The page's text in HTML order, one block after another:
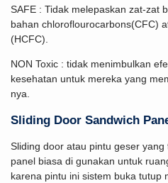
SAFE : Tidak melepaskan zat-zat
bahan chloroflourocarbons(CFC)
(HCFC).
NON Toxic : tidak menimbulkan
kesehatan untuk mereka yang
nya.
Sliding Door Sandwich
Sliding door atau pintu geser
panel biasa di gunakan untuk
karena pintu ini sistem buka tutup